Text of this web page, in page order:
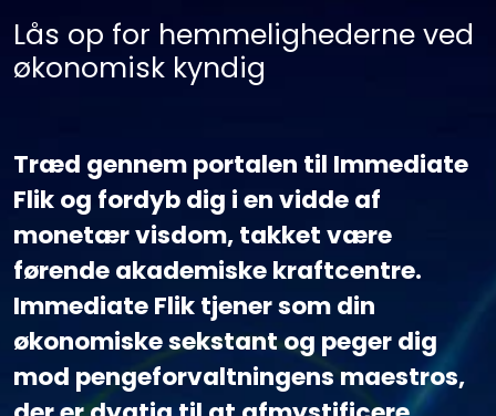
Lås op for hemmelighederne ved
økonomisk kyndig
Træd gennem portalen til Immediate
Flik og fordyb dig i en vidde af
monetær visdom, takket være
førende akademiske kraftcentre.
Immediate Flik tjener som din
økonomiske sekstant og peger dig
mod pengeforvaltningens maestros,